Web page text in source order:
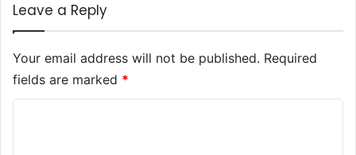
Leave a Reply
Your email address will not be published. Required
fields are marked *